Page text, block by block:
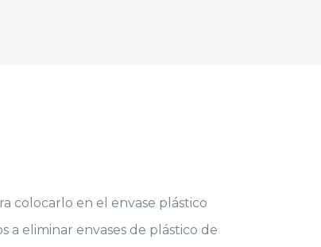
colocarlo en el envase plástico
a eliminar envases de plástico de